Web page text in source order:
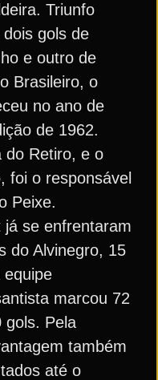
Triunfo
gols de
e outro de
Brasileiro, o
no ano de
de 1962.
do Retiro, e o
foi o responsável
Peixe.
se enfrentaram
do Alvinegro, 15
marcou 72
gols. Pela
também
até o